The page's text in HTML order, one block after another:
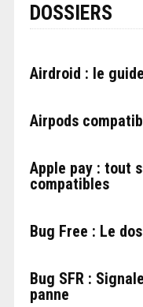
DOSSIERS
Airdroid : le
Airpods
Apple pay : tout
compatibles
Bug Free : Le
Bug SFR :
panne